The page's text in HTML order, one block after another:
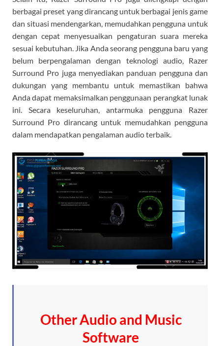
berbagai preset yang dirancang untuk berbagai jenis game
dan situasi mendengarkan, memudahkan pengguna untuk
dengan cepat menyesuaikan pengaturan suara mereka
sesuai kebutuhan. Jika Anda seorang pengguna baru yang
belum berpengalaman dengan teknologi audio, Razer
Surround Pro juga menyediakan panduan pengguna dan
dukungan yang membantu untuk memastikan bahwa
Anda dapat memaksimalkan penggunaan perangkat lunak
ini. Secara keseluruhan, antarmuka pengguna Razer
Surround Pro dirancang untuk memudahkan pengguna
dalam mendapatkan pengalaman audio terbaik.
Other Audio and Music
Software